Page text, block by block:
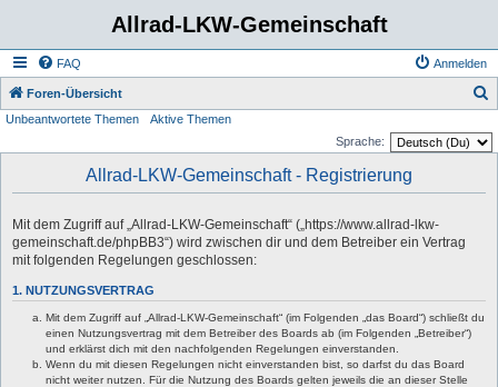
Allrad-LKW-Gemeinschaft
FAQ Anmelden
Foren-Übersicht
Unbeantwortete Themen
Aktive Themen
Sprache:
Allrad-LKW-Gemeinschaft - Registrierung
Mit dem Zugriff auf „Allrad-LKW-Gemeinschaft“ („https://www.allrad-lkw-
gemeinschaft.de/phpBB3“) wird zwischen dir und dem Betreiber ein Vertrag
mit folgenden Regelungen geschlossen:
1. NUTZUNGSVERTRAG
Mit dem Zugriff auf „Allrad-LKW-Gemeinschaft“ (im Folgenden „das Board“) schließt du
einen Nutzungsvertrag mit dem Betreiber des Boards ab (im Folgenden „Betreiber“)
und erklärst dich mit den nachfolgenden Regelungen einverstanden.
Wenn du mit diesen Regelungen nicht einverstanden bist, so darfst du das Board
nicht weiter nutzen. Für die Nutzung des Boards gelten jeweils die an dieser Stelle